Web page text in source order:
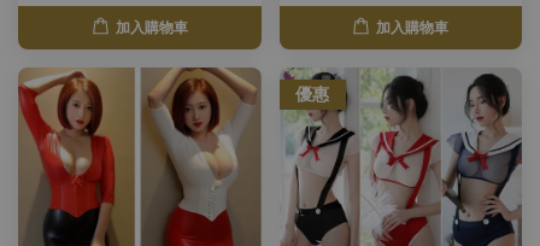
加入購物車 加入購物車
優惠